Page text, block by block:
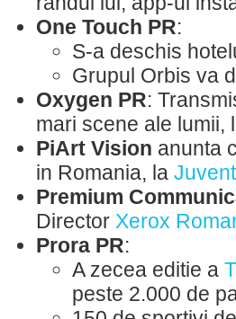
One Touch PR:
S-a deschis
Grupul Orbis va
Oxygen PR:
mari scene ale lumii,
PiArt Vision anunta
in Romania, la
Premium
Director Xerox
Prora PR:
A zecea editie a
peste 2.000 de